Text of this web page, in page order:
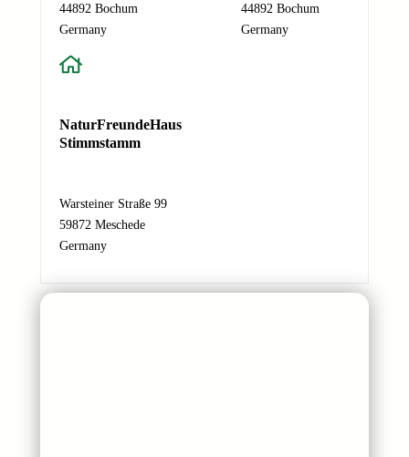
E
-
a
-
r
e
s
e
Absenden
44892 Bochum
Germany
44892 Bochum
Germany
NaturFreundeHaus
Stimmstamm
Warsteiner Straße 99
59872 Meschede
Germany